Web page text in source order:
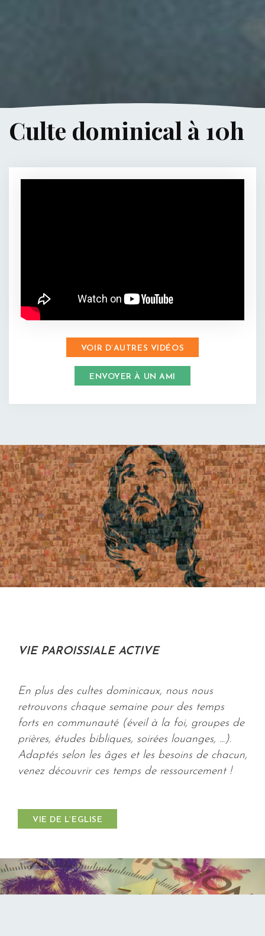
Culte dominical à 10h
VOIR D’AUTRES VIDÉOS
ENVOYER À UN AMI
VIE PAROISSIALE ACTIVE
En plus des cultes dominicaux, nous nous
retrouvons chaque semaine pour des temps
forts en communauté (éveil à la foi, groupes de
prières, études bibliques, soirées louanges, ...).
Adaptés selon les âges et les besoins de chacun,
venez découvrir ces temps de ressourcement !
VIE DE L’EGLISE